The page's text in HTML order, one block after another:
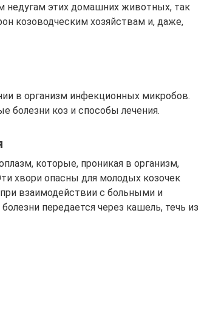
недугам этих домашних животных, так
козоводческим хозяйствам и, даже,
в организм инфекционных микробов.
болезни коз и способы лечения.
которые, проникая в организм,
хвори опасны для молодых козочек
взаимодействии с больными и
передается через кашель, течь из